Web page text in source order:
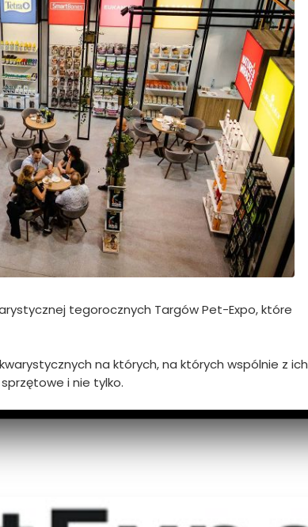
tegorocznych Targów Pet-Expo, które
na których, na których wspólnie z ich
i nie tylko.